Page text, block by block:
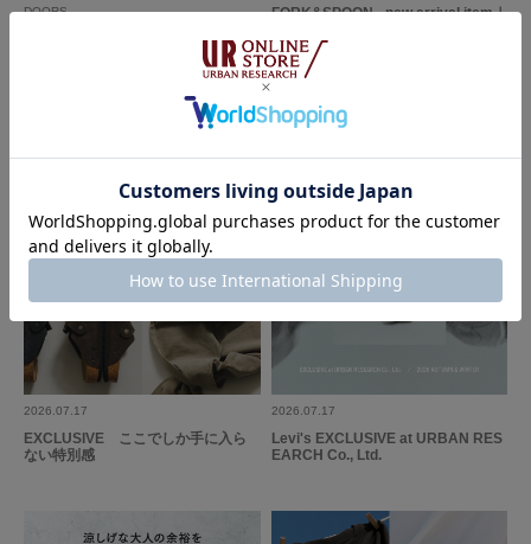
DOORS
UR TECH Air Care Brand Ambass
ador SAWA NIMURA｜DOORS
FORK&SPOON - new arrival item｜
2026.07.17
EXCLUSIVE ここでしか手に入ら
ない特別感
2026.07.17
Levi's EXCLUSIVE at URBAN RES
EARCH Co., Ltd.